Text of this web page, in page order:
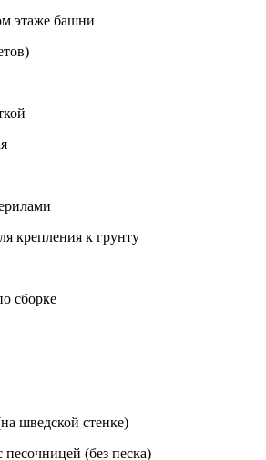
этаже башни
крепления к грунту
сборке
шведской стенке)
(без песка)